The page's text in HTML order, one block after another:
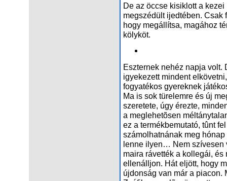
De az öccse kisiklott a
megszédült ijedtében. Csak
hogy megállítsa, magához
kölyköt.
Eszternek nehéz napja volt.
igyekezett mindent
fogyatékos gyereknek
Ma is sok türelemre és új
szeretete, úgy érezte,
a meglehetõsen
ez a termékbemutató, tûnt
számolhatnának meg
lenne ilyen… Nem szívesen
maira rávették a kollegái,
ellenálljon. Hát eljött, hogy
újdonság van már a piacon.